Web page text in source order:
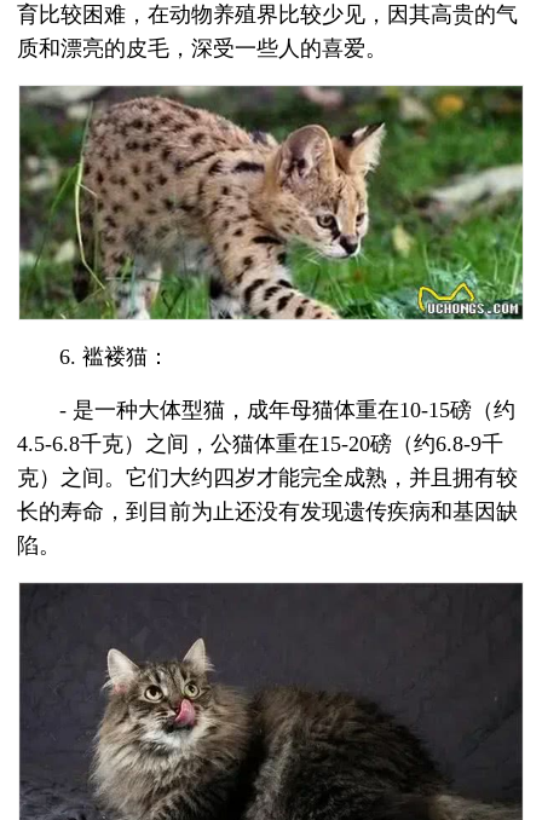
育比较困难，在动物养殖界比较少见，因其高贵的气
质和漂亮的皮毛，深受一些人的喜爱。
6. 褴褛猫：
- 是一种大体型猫，成年母猫体重在10-15磅（约
4.5-6.8千克）之间，公猫体重在15-20磅（约6.8-9千
克）之间。它们大约四岁才能完全成熟，并且拥有较
长的寿命，到目前为止还没有发现遗传疾病和基因缺
陷。